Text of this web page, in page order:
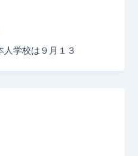
人学校は９月１３